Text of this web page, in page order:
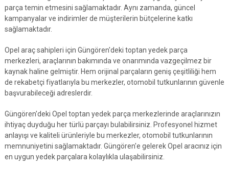
parça temin etmesini sağlamaktadır. Aynı zamanda, güncel
kampanyalar ve indirimler de müşterilerin bütçelerine katkı
sağlamaktadır.
Opel araç sahipleri için Güngören'deki toptan yedek parça
merkezleri, araçlarının bakımında ve onarımında vazgeçilmez bir
kaynak haline gelmiştir. Hem orijinal parçaların geniş çeşitliliği hem
de rekabetçi fiyatlarıyla bu merkezler, otomobil tutkunlarının güvenle
başvurabileceği adreslerdir.
Güngören'deki Opel toptan yedek parça merkezlerinde araçlarınızın
ihtiyaç duyduğu her türlü parçayı bulabilirsiniz. Profesyonel hizmet
anlayışı ve kaliteli ürünleriyle bu merkezler, otomobil tutkunlarının
memnuniyetini sağlamaktadır. Güngören'e gelerek Opel aracınız için
en uygun yedek parçalara kolaylıkla ulaşabilirsiniz.